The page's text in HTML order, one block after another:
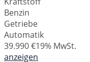
Benzin
Getriebe
Automatik
39.990 €19% MwSt.
anzeigen